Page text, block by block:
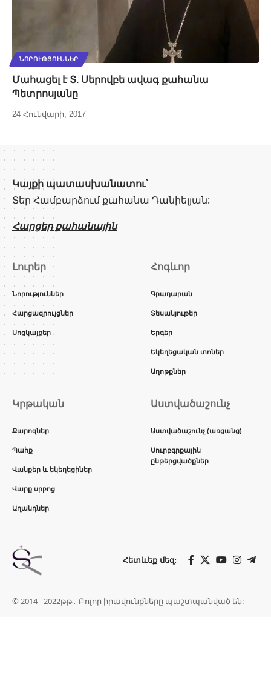
ՆՈՐՈՒԹՅՈՒՆՆԵՐ
Մահացել է Տ. Սերովբե ավագ քահանա
Պետրոսյանը
24 Հունվարի, 2017
Կայքի պատասխանատու՝
Տեր Համբարձում քահանա Դանիելյան:
Հարցեր քահանային
Լուրեր
Նորություններ
Հարցազրույցներ
Սոցկայքեր
Հոգևոր
Գրադարան
Տեսանյութեր
Երգեր
Եկեղեցական տոներ
Աղոթքներ
Կրթական
Քարոզներ
Պահք
Վանքեր և եկեղեցիներ
Վարք սրբոց
Աղանդներ
Աստվածաշունչ
Աստվածաշունչ (առցանց)
Սուրբգրքային
ընթերցվածքներ
Հետևեք մեզ:
© 2014 - 2022թթ․ Բոլոր իրավունքները պաշտպանված են: